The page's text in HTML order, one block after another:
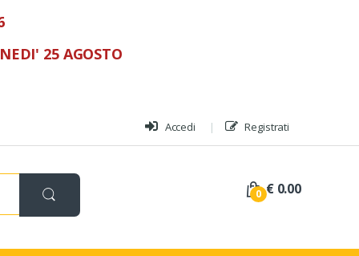
25 AGOSTO
Accedi Registrati
0 € 0.00